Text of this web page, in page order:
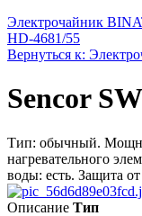
Электрочайник
HD-4681/55
Вернуться к:
Sencor
Тип: обычный.
нагревательного
воды: есть. Защита от
Описание Тип